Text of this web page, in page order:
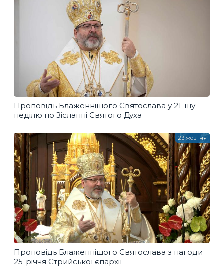
Проповідь Блаженнішого Святослава у 21-шу
неділю по Зісланні Святого Духа
Проповідь Блаженнішого Святослава з нагоди
25-річчя Стрийської єпархії
23 жовтня